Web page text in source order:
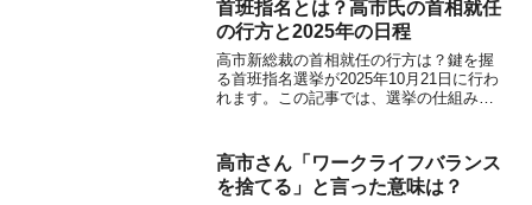
首班指名とは？高市氏の首相就任
の行方と2025年の日程
高市新総裁の首相就任の行方は？鍵を握
る首班指名選挙が2025年10月21日に行わ
れます。この記事では、選挙の仕組みか
高市さん「ワークライフバランス
を捨てる」と言った意味は？